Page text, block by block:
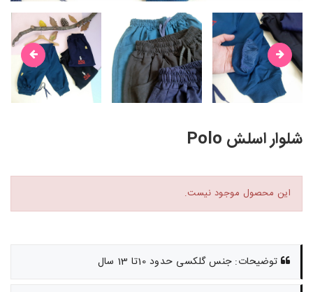
شلوار اسلش Polo
این محصول موجود نیست.
توضیحات: جنس گلکسی حدود 10تا 13 سال